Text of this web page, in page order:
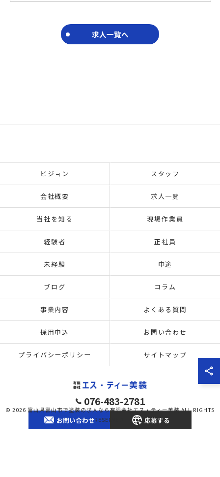
求人一覧へ
076-483-2781
お問い合わせ 応募する
ビジョン スタッフ
会社概要 求人一覧
当社を知る 現場作業員
経験者 正社員
未経験 中途
ブログ コラム
事業内容 よくある質問
採用申込 お問い合わせ
プライバシーポリシー サイトマップ
© 2026 富山県富山市で塗装の求人なら有限会社エス・ティー美装 ALL RIGHTS
RESERVED.